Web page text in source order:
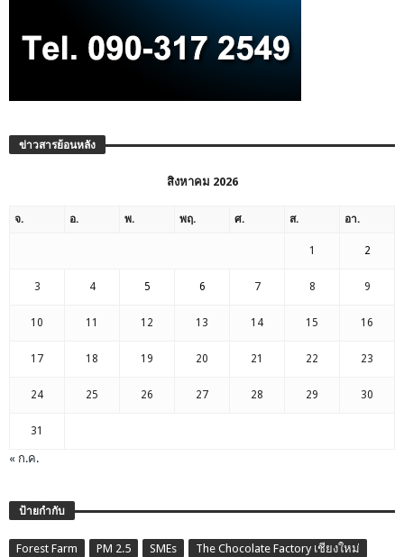
ข่าวสารย้อนหลัง
สิงหาคม 2026
จ. อ. พ. พฤ. ศ. ส. อา.
1 2
3 4 5 6 7 8 9
10 11 12 13 14 15 16
17 18 19 20 21 22 23
24 25 26 27 28 29 30
31
« ก.ค.
ป้ายกำกับ
Forest Farm PM 2.5 SMEs
The Chocolate Factory เชียงใหม่